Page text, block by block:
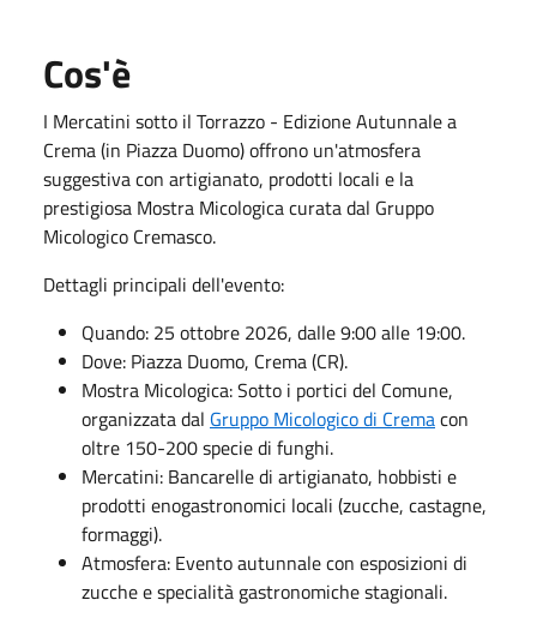
Cos'è
I Mercatini sotto il Torrazzo - Edizione Autunnale a
Crema (in Piazza Duomo) offrono un'atmosfera
suggestiva con artigianato, prodotti locali e la
prestigiosa Mostra Micologica curata dal Gruppo
Micologico Cremasco.
Dettagli principali dell'evento:
Quando: 25 ottobre 2026, dalle 9:00 alle 19:00.
Dove: Piazza Duomo, Crema (CR).
Mostra Micologica: Sotto i portici del Comune,
organizzata dal Gruppo Micologico di Cremacon
oltre 150-200 specie di funghi.
Mercatini: Bancarelle di artigianato, hobbisti e
prodotti enogastronomici locali (zucche, castagne,
formaggi).
Atmosfera: Evento autunnale con esposizioni di
zucche e specialità gastronomiche stagionali.